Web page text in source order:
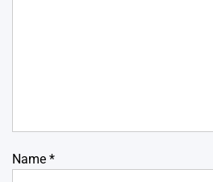
Name *